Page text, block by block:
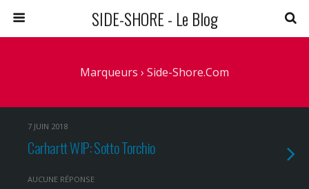
SIDE-SHORE - Le Blog
Marqueurs › Side-Shore.com
7 JUIN 2018
Carhartt WIP: Sotto Torchio
AUCUNE RÉPONSE